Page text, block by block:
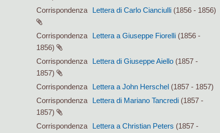
Corrispondenza
Lettera di Carlo Cianciulli (1856 - 1856)
Corrispondenza Lettera a Giuseppe Fiorelli (1856 -
1856)
Corrispondenza
Lettera di Giuseppe Aiello (1857 -
1857)
Corrispondenza
Lettera a John Herschel (1857 - 1857)
Corrispondenza
Lettera di Mariano Tancredi (1857 -
1857)
Corrispondenza
Lettera a Christian Peters (1857 -